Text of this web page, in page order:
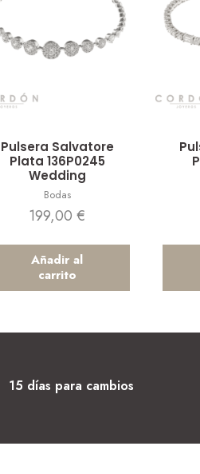
Pulsera Salvatore
Plata 136P0245
Wedding
Bodas
199,00€
Añadir al
carrito
15 días para cambios